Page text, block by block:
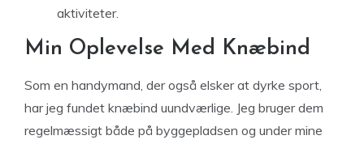
aktiviteter.
Min Oplevelse Med Knæbind
Som en handymand, der også elsker at dyrke sport,
har jeg fundet knæbind uundværlige. Jeg bruger dem
regelmæssigt både på byggepladsen og under mine